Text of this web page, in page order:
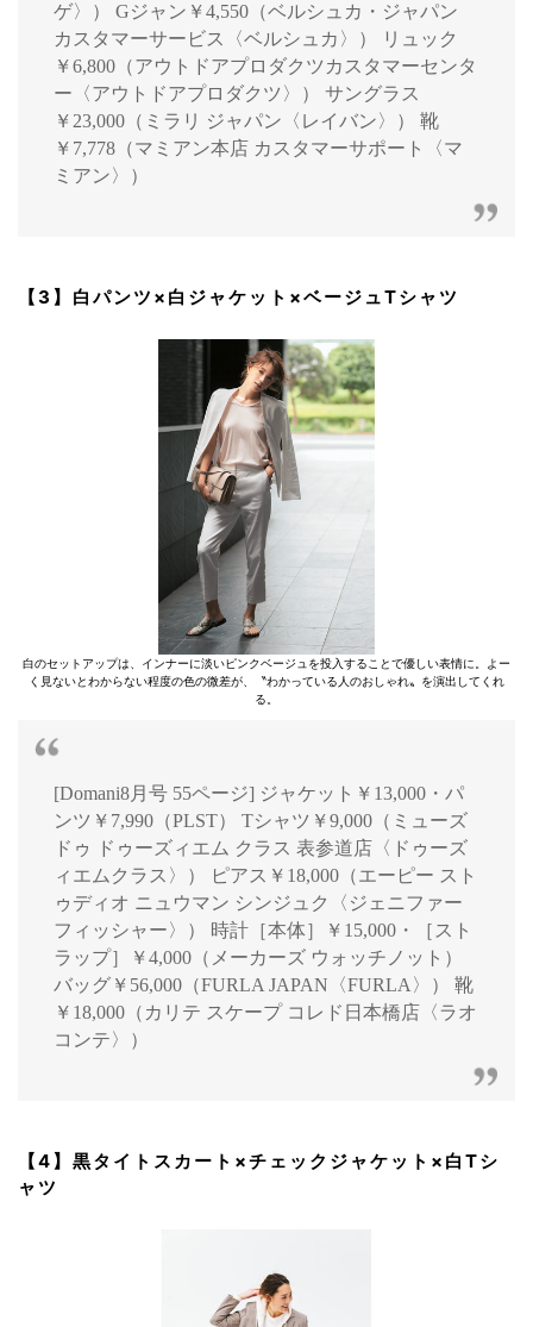
ゲ〉） Gジャン￥4,550（ベルシュカ・ジャパン
カスタマーサービス〈ベルシュカ〉） リュック
￥6,800（アウトドアプロダクツカスタマーセンタ
ー〈アウトドアプロダクツ〉） サングラス
￥23,000（ミラリ ジャパン〈レイバン〉） 靴
￥7,778（マミアン本店 カスタマーサポート〈マ
ミアン〉）
【3】白パンツ×白ジャケット×ベージュTシャツ
白のセットアップは、インナーに淡いピンクベージュを投入することで優しい表情に。よー
く見ないとわからない程度の色の微差が、〝わかっている人のおしゃれ〟を演出してくれ
る。
[Domani8月号 55ページ] ジャケット￥13,000・パ
ンツ￥7,990（PLST） Tシャツ￥9,000（ミューズ
ドゥ ドゥーズィエム クラス 表参道店〈ドゥーズ
ィエムクラス〉） ピアス￥18,000（エーピー スト
ゥディオ ニュウマン シンジュク〈ジェニファー
フィッシャー〉） 時計［本体］￥15,000・［スト
ラップ］￥4,000（メーカーズ ウォッチノット）
バッグ￥56,000（FURLA JAPAN〈FURLA〉） 靴
￥18,000（カリテ スケープ コレド日本橋店〈ラオ
コンテ〉）
【4】黒タイトスカート×チェックジャケット×白Tシ
ャツ